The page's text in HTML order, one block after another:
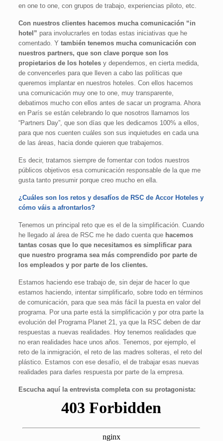
en one to one, con grupos de trabajo, experiencias piloto, etc.
Con nuestros clientes hacemos mucha comunicación “in
hotel” para involucrarles en todas estas iniciativas que he
comentado. Ytambién tenemos mucha comunicación con
nuestros partners, que son clave porque son los
propietarios de los hoteles y dependemos, en cierta medida,
de convencerles para que lleven a cabo las políticas que
queremos implantar en nuestros hoteles. Con ellos hacemos
una comunicación muy one to one, muy transparente,
debatimos mucho con ellos antes de sacar un programa. Ahora
en París se están celebrando lo que nosotros llamamos los
“Partners Day”, que son días que les dedicamos 100% a ellos,
para que nos cuenten cuáles son sus inquietudes en cada una
de las áreas, hacia donde quieren que trabajemos.
Es decir, tratamos siempre de fomentar con todos nuestros
públicos objetivos esa comunicación responsable de la que me
gusta tanto presumir porque creo mucho en ella.
¿Cuáles son los retos y desafíos de RSC de Accor Hoteles y
cómo váis a afrontarlos?
Tenemos un principal reto que es el de la simplificación. Cuando
he llegado al área de RSC me he dado cuenta que hacemos
tantas cosas que lo que necesitamos es simplificar para
que nuestro programa sea más comprendido por parte de
los empleados y por parte de los clientes.
Estamos haciendo ese trabajo de, sin dejar de hacer lo que
estamos haciendo, intentar simplificarlo, sobre todo en términos
de comunicación, para que sea más fácil la puesta en valor del
programa. Por una parte está la simplificación y por otra parte la
evolución del Programa Planet 21, ya que la RSC deben de dar
respuestas a nuevas realidades. Hoy tenemos realidades que
no eran realidades hace unos años. Tenemos, por ejemplo, el
reto de la inmigración, el reto de las madres solteras, el reto del
plástico. Estamos con ese desafío, el de trabajar esas nuevas
realidades para darles respuesta por parte de la empresa.
Escucha aquí la entrevista completa con su protagonista: